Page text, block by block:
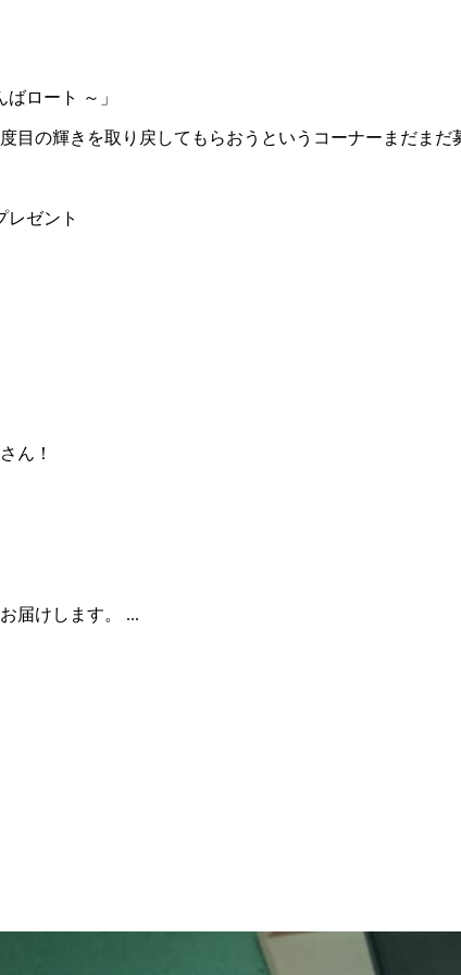
ロート ～」
目の輝きを取り戻してもらおうというコーナーまだまだ
レゼント
ん！
届けします。 ...